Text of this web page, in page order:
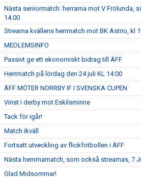
Nästa seniormatch: herrarna mot V Frölunda,
14.00
Streama kvällens herrmatch mot BK Astrio, kl
MEDLEMSINFO
Passivt ge ett ekonomiskt bidrag till ÄFF
Herrmatch på lördag den 24 juli KL 14:00
ÄFF MÖTER NORRBY IF I SVENSKA CUPEN
Vinst i derby mot Eskilsminne
Tack för igår!
Match ikväll
Fortsatt utveckling av flickfotbollen i ÄFF
Nästa hemmamatch, som också streamas, 7
Glad Midsommar!